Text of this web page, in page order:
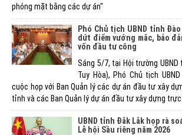
phóng mặt bằng các dự án"
Phó Chủ tịch UBND tỉnh
dứt điểm vướng mắc, bảo
vốn đầu tư công
Sáng 5/7, tại Hội trường
Tuy Hòa), Phó Chủ tịch
cuộc họp với Ban Quản lý các dự án đầu tư xây
tỉnh và các Ban Quản lý dự án đầu tư xây dựng trực
UBND tỉnh Đắk Lắk họp rà
Lễ hội Sầu riêng năm 2026